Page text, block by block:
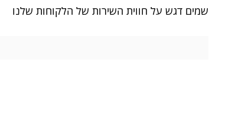
שמים דגש על חווית השירות של הלקוחות שלנו